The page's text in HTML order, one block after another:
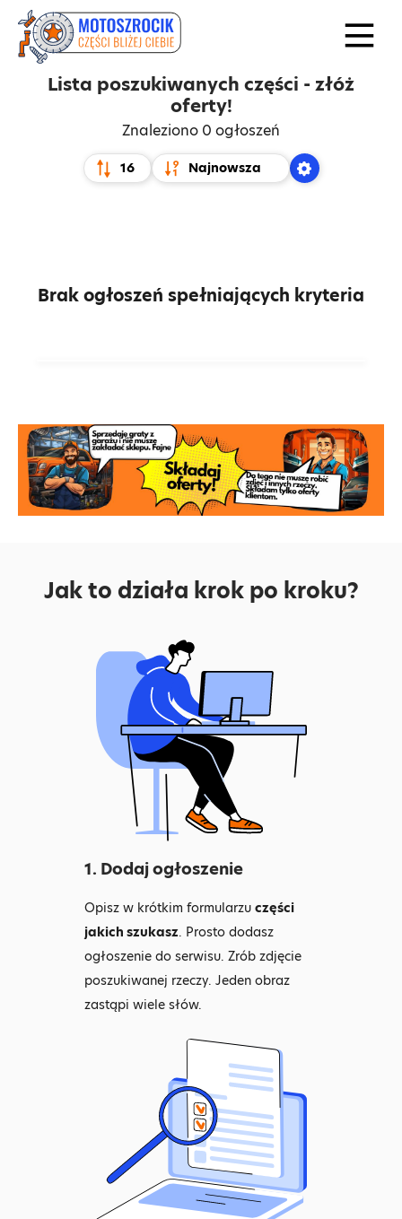
Lista poszukiwanych części - złóż
oferty!
Znaleziono 0 ogłoszeń
Brak ogłoszeń spełniających kryteria
Jak to działa krok po kroku?
1. Dodaj ogłoszenie
Opisz w krótkim formularzu części
jakich szukasz. Prosto dodasz
ogłoszenie do serwisu. Zrób zdjęcie
poszukiwanej rzeczy. Jeden obraz
zastąpi wiele słów.